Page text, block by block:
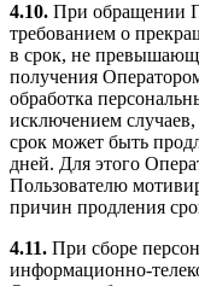
4.10. При обращении
требованием о
в срок, не
получения
обработка
исключением
срок может быть
дней. Для этого
Пользователю
причин продления
4.11. При сборе
информационно-